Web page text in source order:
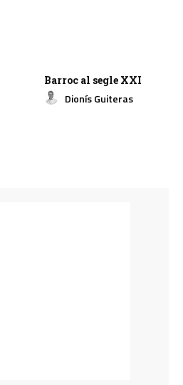
Barroc al segle XXI
Dionís Guiteras